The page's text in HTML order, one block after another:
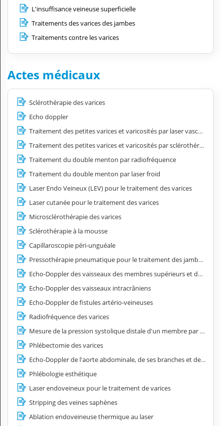
L'insuffisance veineuse superficielle
Traitements des varices des jambes
Traitements contre les varices
Actes médicaux
Sclérothérapie des varices
Echo doppler
Traitement des petites varices et varicosités par laser vasculaire
Traitement des petites varices et varicosités par sclérothérapie
Traitement du double menton par radiofréquence
Traitement du double menton par laser froid
Laser Endo Veineux (LEV) pour le traitement des varices
Laser cutanée pour le traitement des varices
Microsclérothérapie des varices
Sclérothérapie à la mousse
Capillaroscopie péri-unguéale
Pressothérapie pneumatique pour le traitement des jambes lourdes
Echo-Doppler des vaisseaux des membres supérieurs et des membres inférieurs
Echo-Doppler des vaisseaux intracrâniens
Echo-Doppler de fistules artério-veineuses
Radiofréquence des varices
Mesure de la pression systolique distale d'un membre par doppler continu
Phlébectomie des varices
Echo-Doppler de l'aorte abdominale, de ses branches et des artères iliaques
Phlébologie esthétique
Laser endoveineux pour le traitement de varices
Stripping des veines saphènes
Ablation endoveineuse thermique au laser